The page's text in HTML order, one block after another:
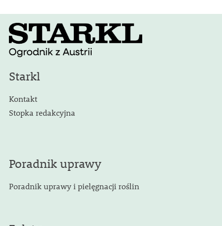
Starkl
Kontakt
Stopka redakcyjna
Poradnik uprawy
Poradnik uprawy i pielęgnacji roślin